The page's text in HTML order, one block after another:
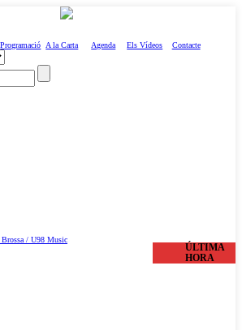
Programació A la Carta Agenda Els Vídeos Contacte
ÚLTIMA
HORA